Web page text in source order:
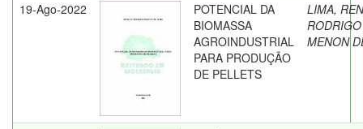
19-Ago-2022
POTENCIAL DA
BIOMASSA
AGROINDUSTRIAL
PARA PRODUÇÃO
DE PELLETS
LIMA,
RODRIGO
MENON